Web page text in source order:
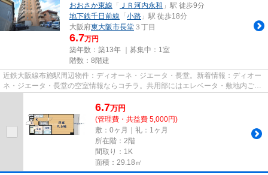
おおさか東線 「 ＪＲ河内永和 」駅 徒歩9分
地下鉄千日前線 「小路 」駅 徒歩18分
大阪府東大阪市長堂 ３丁目
6.7万円
築年数：築13年 ｜募集中： 1室
階数：8階建
近鉄大阪線布施駅周辺物件：ディオーネ・ジエータ・長堂。新着情報：ディオー
ネ・ジエータ・長堂の空室情報ならコチラ。共用部にはエレベータ・敷地内ごみ
置き場などが備わっておりと...
6.7万円
(管理費・共益費 5,000円)
敷：0ヶ月｜礼：1ヶ月
所在階：2階
間取り：1K
面積：29.18㎡